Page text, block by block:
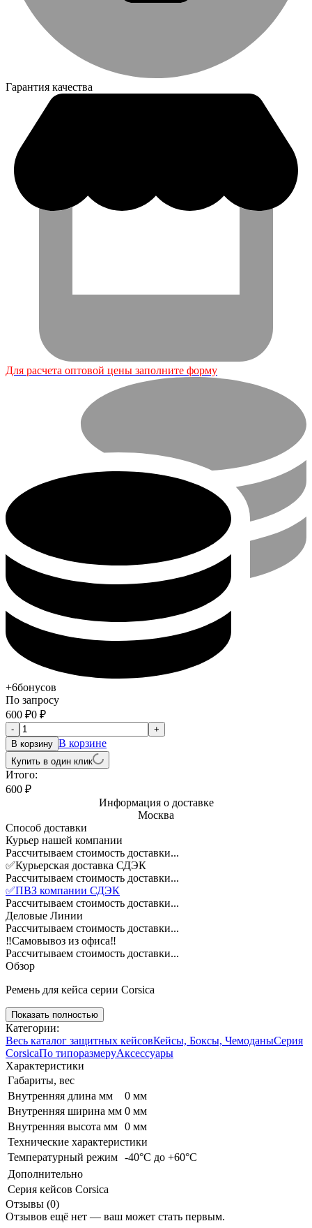
Гарантия качества
Для расчета оптовой цены заполните форму
+6бонусов
По запросу
600 ₽0 ₽
-
+
В корзину В корзине
Купить в один клик
Итого:
600 ₽
Информация о доставке
Москва
Способ доставки
Курьер нашей компании
Рассчитываем стоимость доставки...
✅Курьерская доставка СДЭК
Рассчитываем стоимость доставки...
✅ПВЗ компании СДЭК
Рассчитываем стоимость доставки...
Деловые Линии
Рассчитываем стоимость доставки...
‼️Самовывоз из офиса‼️
Рассчитываем стоимость доставки...
Обзор
Ремень для кейса серии Corsica
Показать полностью
Категории:
Весь каталог защитных кейсовКейсы, Боксы, ЧемоданыСерия
CorsicaПо типоразмеруАксессуары
Характеристики
Габариты, вес
Внутренняя длина мм
0 мм
Внутренняя ширина мм 0 мм
Внутренняя высота мм 0 мм
Технические характеристики
Температурный режим -40°C до +60°C
Дополнительно
Серия кейсов Corsica
Отзывы (0)
Отзывов ещё нет — ваш может стать первым.